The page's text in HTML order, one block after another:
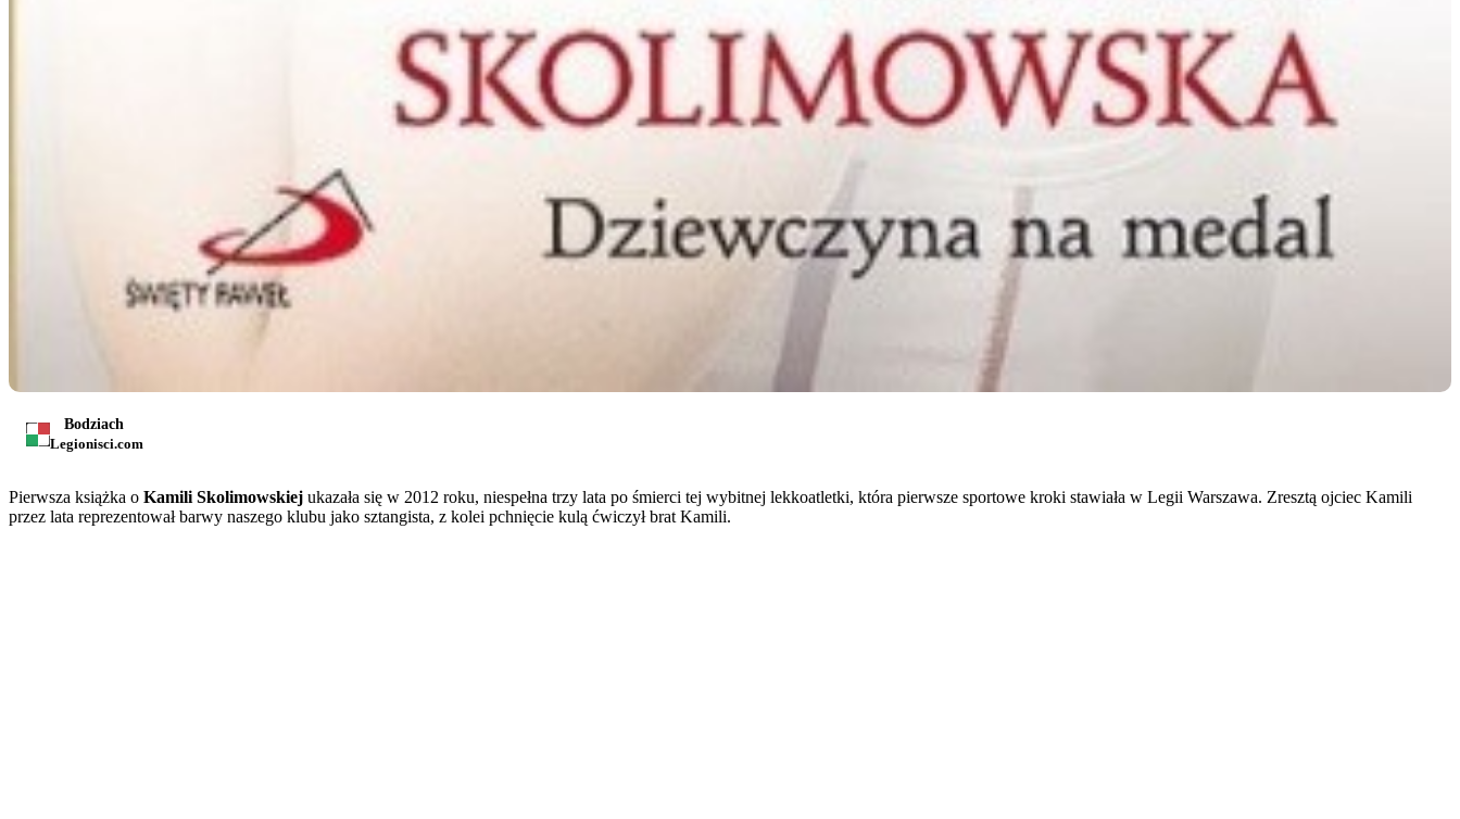
Bodziach
Legionisci.com
Pierwsza książka o Kamili Skolimowskiej ukazała się w 2012 roku, niespełna trzy lata po śmierci tej wybitnej lekkoatletki, która pierwsze sportowe kroki stawiała w Legii Warszawa. Zresztą ojciec Kamili
przez lata reprezentował barwy naszego klubu jako sztangista, z kolei pchnięcie kulą ćwiczył brat Kamili.